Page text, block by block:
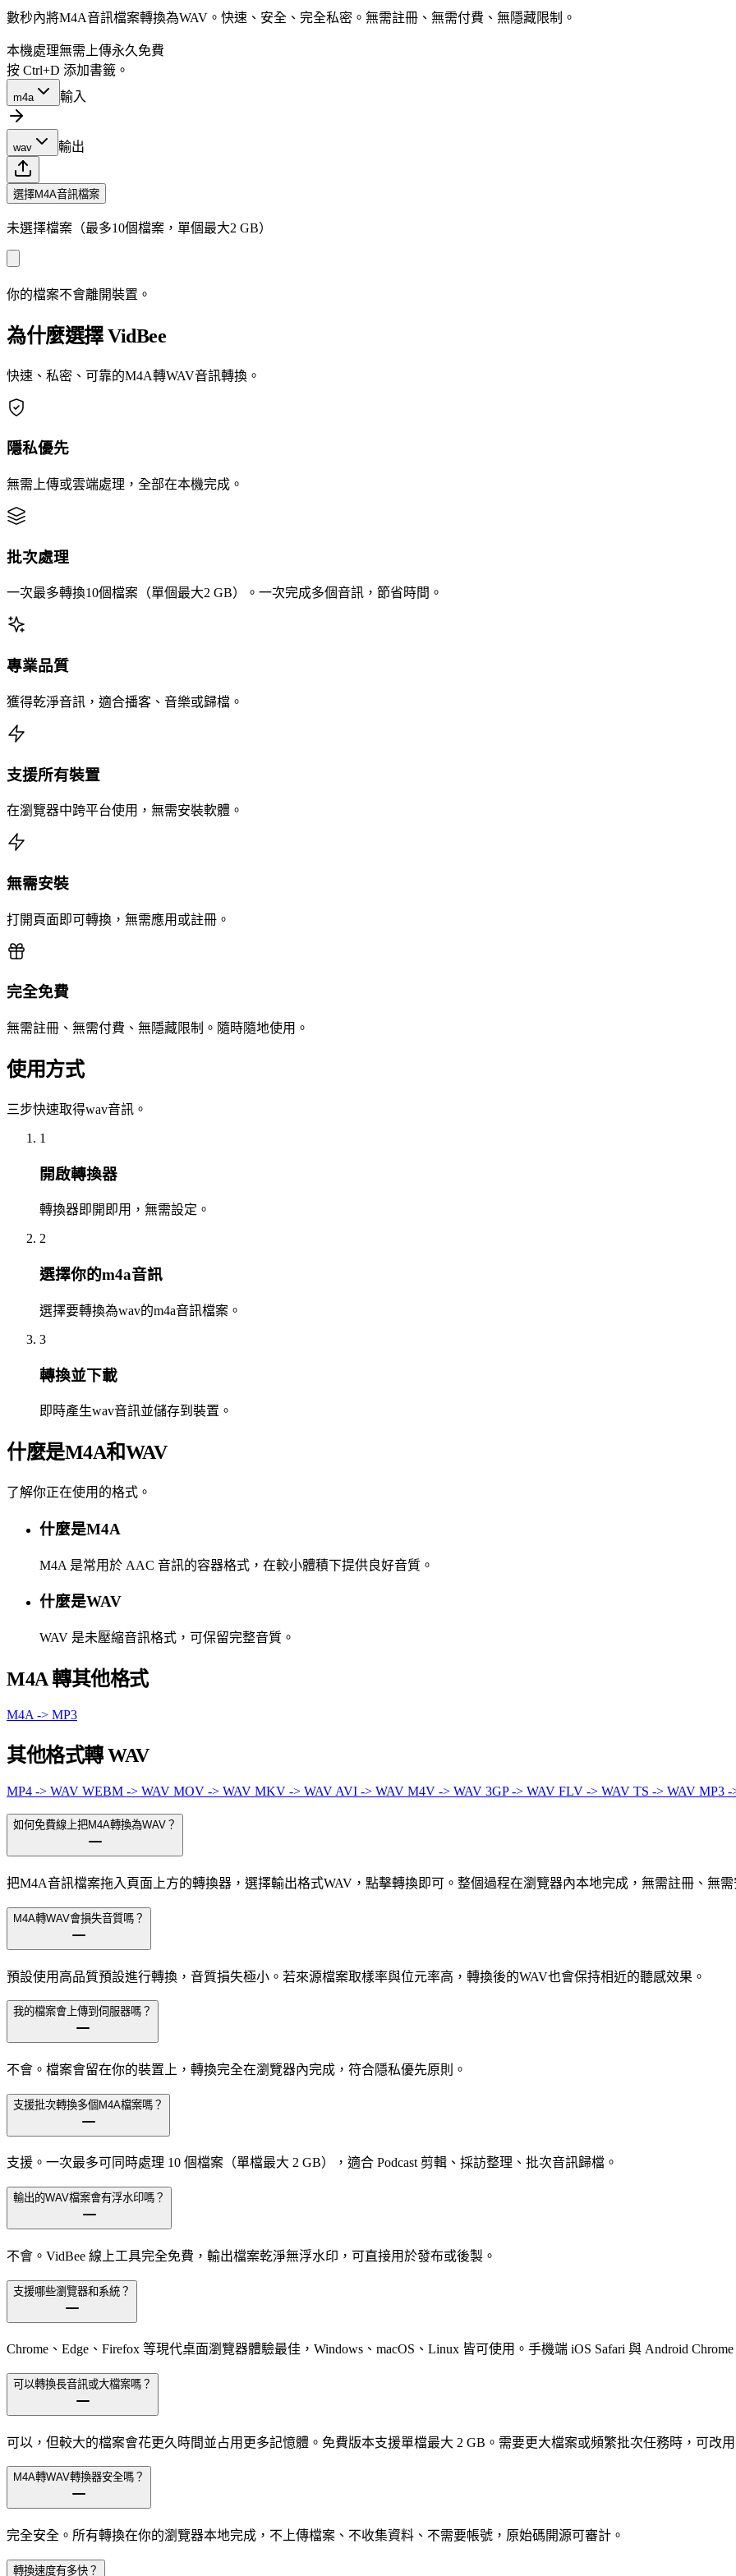
數秒內將M4A音訊檔案轉換為WAV。快速、安全、完全私密。無需註冊、無需付費、無隱藏限制。
本機處理無需上傳永久免費
按 Ctrl+D 添加書籤。
m4a 輸入
wav 輸出
選擇M4A音訊檔案
未選擇檔案（最多10個檔案，單個最大2 GB）
你的檔案不會離開裝置。
為什麼選擇 VidBee
快速、私密、可靠的M4A轉WAV音訊轉換。
隱私優先
無需上傳或雲端處理，全部在本機完成。
批次處理
一次最多轉換10個檔案（單個最大2 GB）。一次完成多個音訊，節省時間。
專業品質
獲得乾淨音訊，適合播客、音樂或歸檔。
支援所有裝置
在瀏覽器中跨平台使用，無需安裝軟體。
無需安裝
打開頁面即可轉換，無需應用或註冊。
完全免費
無需註冊、無需付費、無隱藏限制。隨時隨地使用。
使用方式
三步快速取得wav音訊。
1
開啟轉換器
轉換器即開即用，無需設定。
2
選擇你的m4a音訊
選擇要轉換為wav的m4a音訊檔案。
3
轉換並下載
即時產生wav音訊並儲存到裝置。
什麼是M4A和WAV
了解你正在使用的格式。
什麼是M4A
M4A 是常用於 AAC 音訊的容器格式，在較小體積下提供良好音質。
什麼是WAV
WAV 是未壓縮音訊格式，可保留完整音質。
M4A 轉其他格式
M4A -> MP3
其他格式轉 WAV
MP4 -> WAV WEBM -> WAV MOV -> WAV MKV -> WAV AVI -> WAV M4V -> WAV 3GP -> WAV FLV -> WAV TS -> WAV MP3 -
如何免費線上把M4A轉換為WAV？
把M4A音訊檔案拖入頁面上方的轉換器，選擇輸出格式WAV，點擊轉換即可。整個過程在瀏覽器內本地完成，無需註冊、無需
M4A轉WAV會損失音質嗎？
預設使用高品質預設進行轉換，音質損失極小。若來源檔案取樣率與位元率高，轉換後的WAV也會保持相近的聽感效果。
我的檔案會上傳到伺服器嗎？
不會。檔案會留在你的裝置上，轉換完全在瀏覽器內完成，符合隱私優先原則。
支援批次轉換多個M4A檔案嗎？
支援。一次最多可同時處理 10 個檔案（單檔最大 2 GB），適合 Podcast 剪輯、採訪整理、批次音訊歸檔。
輸出的WAV檔案會有浮水印嗎？
不會。VidBee 線上工具完全免費，輸出檔案乾淨無浮水印，可直接用於發布或後製。
支援哪些瀏覽器和系統？
Chrome、Edge、Firefox 等現代桌面瀏覽器體驗最佳，Windows、macOS、Linux 皆可使用。手機端 iOS Safari 與 Android
可以轉換長音訊或大檔案嗎？
可以，但較大的檔案會花更久時間並占用更多記憶體。免費版本支援單檔最大 2 GB。需要更大檔案或頻繁批次任務時，可改用
M4A轉WAV轉換器安全嗎？
完全安全。所有轉換在你的瀏覽器本地完成，不上傳檔案、不收集資料、不需要帳號，原始碼開源可審計。
轉換速度有多快？